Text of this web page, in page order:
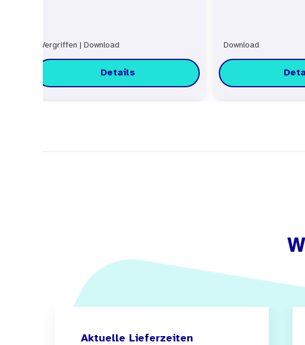
Vergriffen Download
Details
Download
Aktuelle Lieferzeiten